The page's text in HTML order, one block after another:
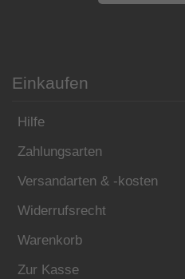
Einkaufen
Hilfe
Zahlungsarten
Versandarten & -kosten
Widerrufsrecht
Warenkorb
Zur Kasse